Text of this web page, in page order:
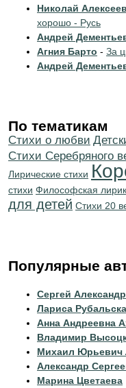
Николай
хорошо - Русь
Андрей
Агния Барто - За
Андрей
По тематикам
Стихи о любви
Cтихи Серебряного
Лирические стихи
стихи Философская
для детей Стихи 20
Популярные
Сергей
Лариса
Анна Андреевна
Владимир
Михаил Юрьевич
Александр
Марина Цветаева